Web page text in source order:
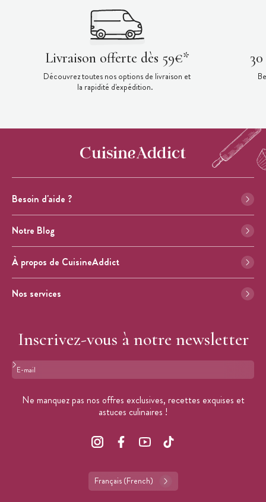
Livraison offerte dès 59€*
Découvrez toutes nos options de livraison et
la rapidité d'expédition.
Besoin d'aide ?
Notre Blog
À propos de CuisineAddict
Nos services
Inscrivez-vous à notre newsletter
Format : adresse@email.com
Ne manquez pas nos offres exclusives, recettes exquises et
astuces culinaires !
Français (French)